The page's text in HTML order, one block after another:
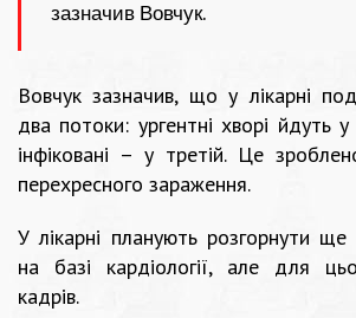
зазначив Вовчук.
Вовчук зазначив, що у лікарні
два потоки: ургентні хворі йдуть
інфіковані – у третій. Це
перехресного зараження.
У лікарні планують розгорнути ще
на базі кардіології, але для
кадрів.